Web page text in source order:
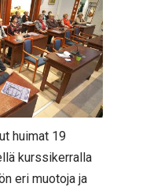
huimat 19
kurssikerralla
eri muotoja ja